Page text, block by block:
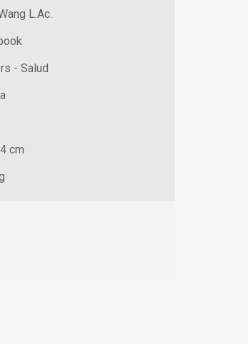
L.Ac.
- Salud
cm